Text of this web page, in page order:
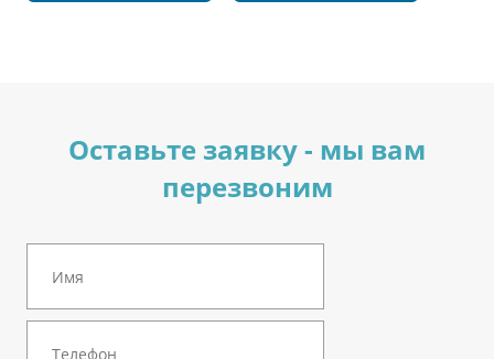
Оставьте заявку - мы вам
перезвоним